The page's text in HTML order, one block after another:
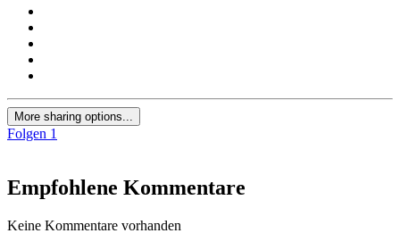
More sharing options...
Folgen 1
Empfohlene Kommentare
Keine Kommentare vorhanden